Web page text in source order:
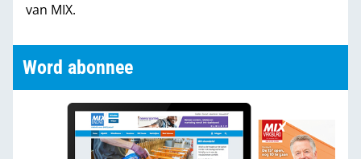
van MIX.
Word abonnee